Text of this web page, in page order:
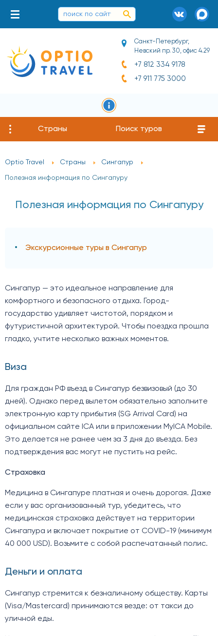
Санкт-Петербург,
Невский пр. 30, офис 4.29
+7 812 334 9178
+7 911 775 3000
Страны Поиск туров
Optio Travel Страны Сингапур
Полезная информация по Сингапуру
Полезная информация по Сингапуру
Экскурсионные туры в Сингапур
Сингапур — это идеальное направление для
комфортного и безопасного отдыха. Город-
государство удивляет чистотой, порядком и
футуристичной архитектурой. Чтобы поездка прошла
гладко, учтите несколько важных моментов.
Виза
Для граждан РФ въезд в Сингапур безвизовый (до 30
дней). Однако перед вылетом обязательно заполните
электронную карту прибытия (SG Arrival Card) на
официальном сайте ICA или в приложении MyICA Mobile.
Это делается не ранее чем за 3 дня до въезда. Без
подтверждения вас могут не пустить на рейс.
Страховка
Медицина в Сингапуре платная и очень дорогая. Даже
если у вас организованный тур, убедитесь, что
медицинская страховка действует на территории
Сингапура и включает покрытие от COVID-19 (минимум
40 000 USD). Возьмите с собой распечатанный полис.
Деньги и оплата
Сингапур стремится к безналичному обществу. Карты
(Visa/Mastercard) принимаются везде: от такси до
уличной еды.